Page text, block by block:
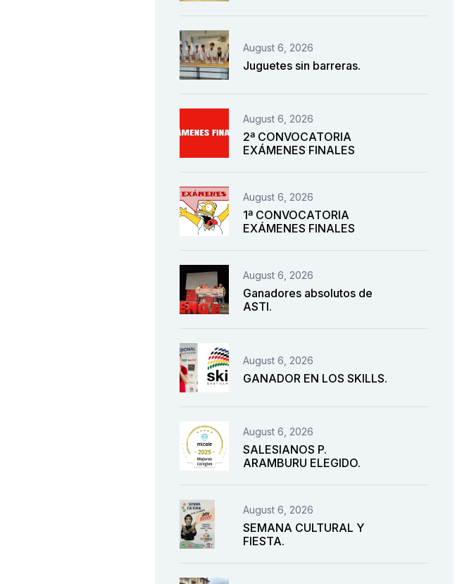
August 6, 2026
Juguetes sin barreras.
August 6, 2026
2ª CONVOCATORIA
EXÁMENES FINALES
August 6, 2026
1ª CONVOCATORIA
EXÁMENES FINALES
August 6, 2026
Ganadores absolutos de
ASTI.
August 6, 2026
GANADOR EN LOS SKILLS.
August 6, 2026
SALESIANOS P.
ARAMBURU ELEGIDO.
August 6, 2026
SEMANA CULTURAL Y
FIESTA.